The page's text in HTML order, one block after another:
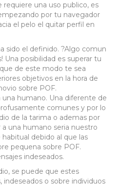
una uso publico, es
por tu navegador
el pelo el quitar perfil en
sido el definido. ?Algo comun
Una posibilidad es superar tu
de este modo te sea
objetivos en la hora de
sobre POF.
una humano. Una diferente de
comunes y por lo
de la tarima o ademas por
una humano seri­a nuestro
debido al que las
pequena sobre POF.
indeseados.
se puede que estes
indeseados o sobre individuos